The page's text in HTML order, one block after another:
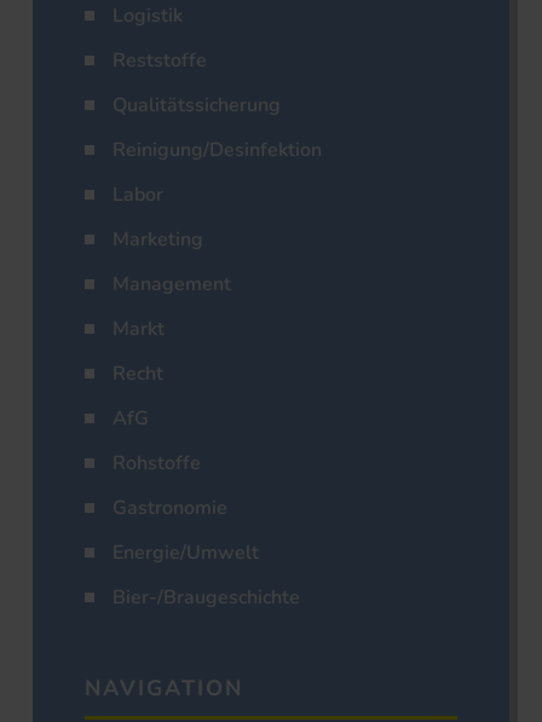
Logistik
Reststoffe
Qualitätssicherung
Reinigung/Desinfektion
Labor
Marketing
Management
Markt
Recht
AfG
Rohstoffe
Gastronomie
Energie/Umwelt
Bier-/Braugeschichte
NAVIGATION